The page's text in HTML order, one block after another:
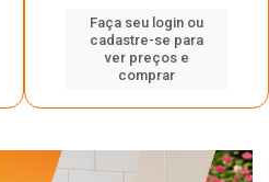
Faça seu login ou
cadastre-se para
ver preços e
comprar